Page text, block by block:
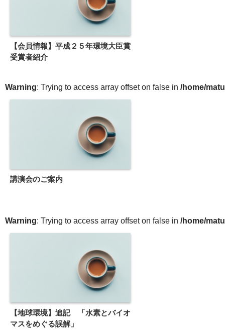
【会員情報】平成２５年環境大臣賞
受賞者紹介
Warning: Trying to access array offset on false in /home/
講演会のご案内
Warning: Trying to access array offset on false in /home/
【地球環境】追記 「水素とバイオ
マスをめぐる誤解」